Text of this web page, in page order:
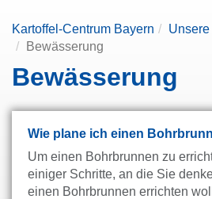
Kartoffel-Centrum Bayern
Bewässerung
Bewässerung
Wie plane ich einen
Um einen Bohrbrunnen zu
einiger Schritte, an die Sie
einen Bohrbrunnen errichten